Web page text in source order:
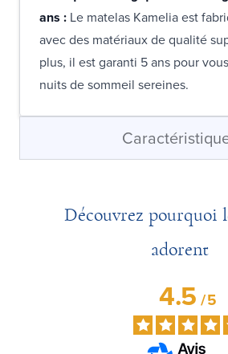
ans : Le matelas Kamelia est
avec des matériaux de qualité
plus, il est garanti 5 ans pour
nuits de sommeil sereines.
Découvrez pourquoi
adorent
4.5/5